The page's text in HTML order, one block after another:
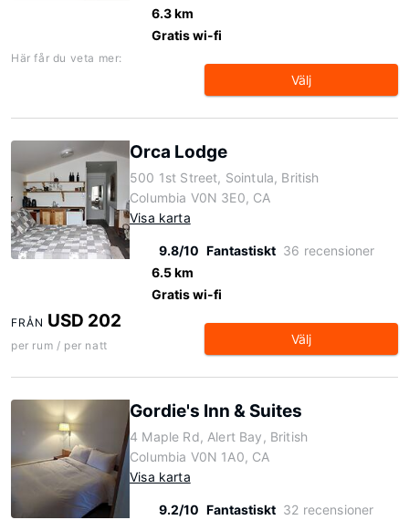
6.3 km
Gratis wi-fi
Här får du veta mer:
Välj
Orca Lodge
500 1st Street, Sointula, British
Columbia V0N 3E0, CA
Visa karta
9.8/10 Fantastiskt 36 recensioner
6.5 km
Gratis wi-fi
FRÅN USD 202
per rum / per natt Välj
Gordie's Inn & Suites
4 Maple Rd, Alert Bay, British
Columbia V0N 1A0, CA
Visa karta
9.2/10 Fantastiskt 32 recensioner